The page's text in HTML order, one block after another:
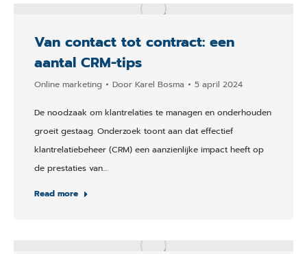
Van contact tot contract: een
aantal CRM-tips
Online marketing Door Karel Bosma 5 april 2024
De noodzaak om klantrelaties te managen en onderhouden
groeit gestaag. Onderzoek toont aan dat effectief
klantrelatiebeheer (CRM) een aanzienlijke impact heeft op
de prestaties van…
Read more